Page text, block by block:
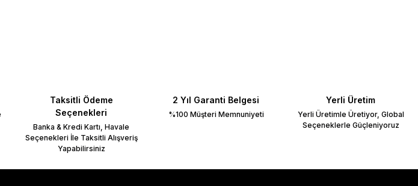
Taksitli Ödeme
Seçenekleri
Banka & Kredi Kartı, Havale
Seçenekleri İle Taksitli Alışveriş
Yapabilirsiniz
2 Yıl Garanti Belgesi
%100 Müşteri Memnuniyeti
Yerli Üretim
Yerli Üretimle Üretiyor, Global
Seçeneklerle Güçleniyoruz